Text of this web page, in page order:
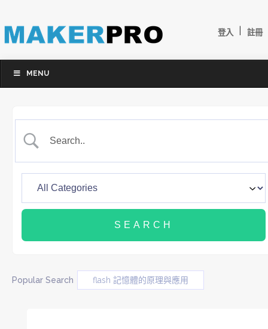
登入 註冊
MENU
Popular Search flash 記憶體的原理與應用